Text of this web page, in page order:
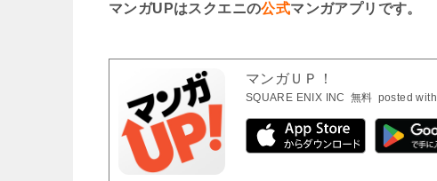
マンガUPはスクエニの公式マンガアプリです。
マンガＵＰ！
SQUARE ENIX INC 無料 posted with